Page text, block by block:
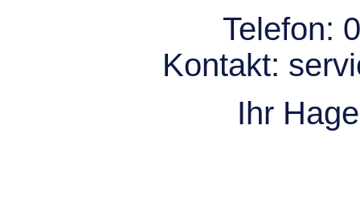
Telefon:
Kontakt:
Ihr